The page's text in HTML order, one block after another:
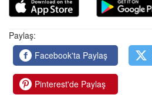
Paylaş:
Facebook'ta Paylaş
Pinterest'de Paylaş